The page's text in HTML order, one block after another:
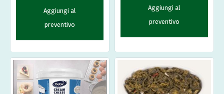
Aggiungi al
preventivo
Aggiungi al
preventivo